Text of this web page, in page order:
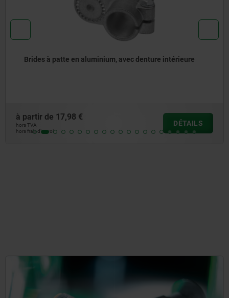
DÉTAILS
Brides articulées en plastique, droites
hors frais d’envoi